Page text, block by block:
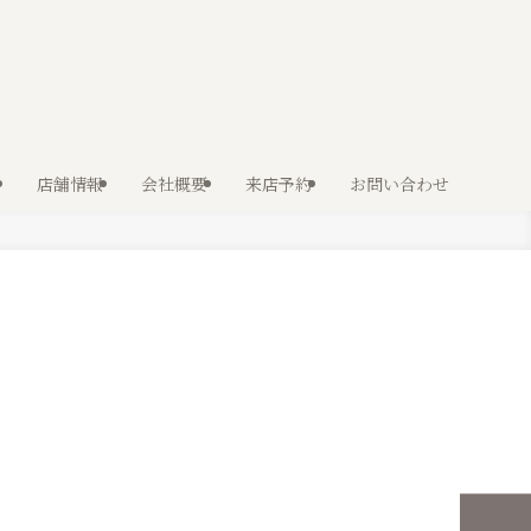
店舗情報 会社概要 来店予約 お問い合わせ